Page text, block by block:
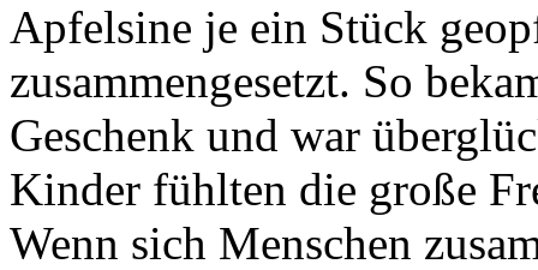
Apfelsine je ein Stück
zusammengesetzt. So
Geschenk und war
Kinder fühlten die große
Wenn sich Menschen